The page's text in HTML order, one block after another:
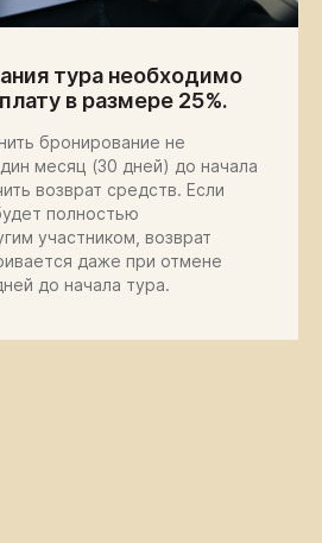
тура необходимо
в размере 25%.
бронирование не
месяц (30 дней) до начала
возврат средств. Если
полностью
участником, возврат
даже при отмене
до начала тура.
в
и
региона,
гордимся
домом